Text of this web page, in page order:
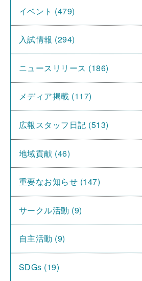
イベント (479)
入試情報 (294)
ニュースリリース (186)
メディア掲載 (117)
広報スタッフ日記 (513)
地域貢献 (46)
重要なお知らせ (147)
サークル活動 (9)
自主活動 (9)
SDGs (19)